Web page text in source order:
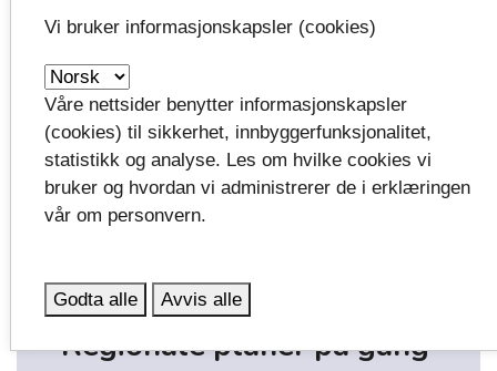
Trekker opp de politiske ambisjonene
for fireårsperioden fram til neste
kommune- og fylkestingsvalg.
Vestfoldplanen ble vedtatt av
Fylkestinget 18. desember 2024.
Les mer om Vestfoldplanen
Regionale planer på gang
Vi bruker informasjonskapsler (cookies)
Våre nettsider benytter informasjonskapsler
(cookies) til sikkerhet, innbyggerfunksjonalitet,
statistikk og analyse. Les om hvilke cookies vi
bruker og hvordan vi administrerer de i erklæringen
vår om personvern.
Godta alle Avvis alle